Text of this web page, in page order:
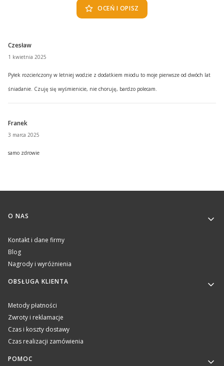
OCEŃ I OPISZ
Czesław
1 kwietnia 2025
Pyłek rozcieńczony w letniej wodzie z dodatkiem miodu to moje pierwsze od dwóch lat
śniadanie. Czuję się wyśmienicie, nie choruję, bardzo polecam.
Franek
3 marca 2025
samo zdrowie
Linki w stopce
O NAS
Kontakt i dane firmy
Blog
Nagrody i wyróżnienia
OBSŁUGA KLIENTA
Metody płatności
Zwroty i reklamacje
Czas i koszty dostawy
Czas realizacji zamówienia
POMOC